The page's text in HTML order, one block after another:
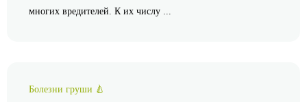
многих вредителей. К их числу ...
Болезни груши 🍐